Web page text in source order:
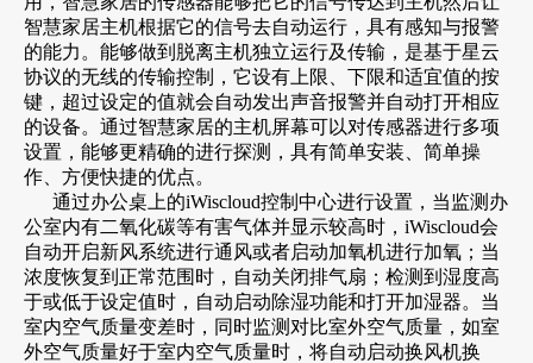
智慧家居主机根据它的信号去自动运行，具有感知与报警
的能力。能够做到脱离主机独立运行及传输，是基于星云
协议的无线的传输控制，它设有上限、下限和适宜值的按
键，超过设定的值就会自动发出声音报警并自动打开相应
的设备。通过智慧家居的主机屏幕可以对传感器进行多项
设置，能够更精确的进行探测，具有简单安装、简单操
作、方便快捷的优点。
通过办公桌上的iWiscloud控制中心进行设置，当监测办
公室内有二氧化碳等有害气体并显示较高时，iWiscloud会
自动开启新风系统进行通风或者启动加氧机进行加氧；当
浓度恢复到正常范围时，自动关闭排气扇；检测到湿度高
于或低于设定值时，自动启动除湿功能和打开加湿器。当
室内空气质量变差时，同时监测对比室外空气质量，如室
外空气质量好于室内空气质量时，将自动启动换风机换